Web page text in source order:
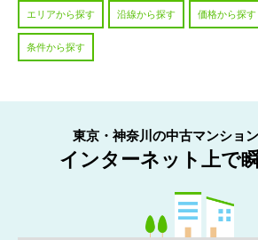
エリアから探す 沿線から探す 価格から探す
条件から探す
東京・神奈川の中古マンショ
インターネット上で